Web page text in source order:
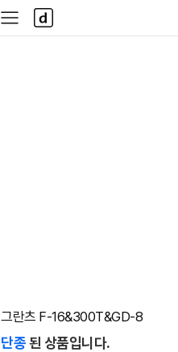
사
이
다
나
와
그란츠 F-16&300T&GD-8
단종된 상품입니다.